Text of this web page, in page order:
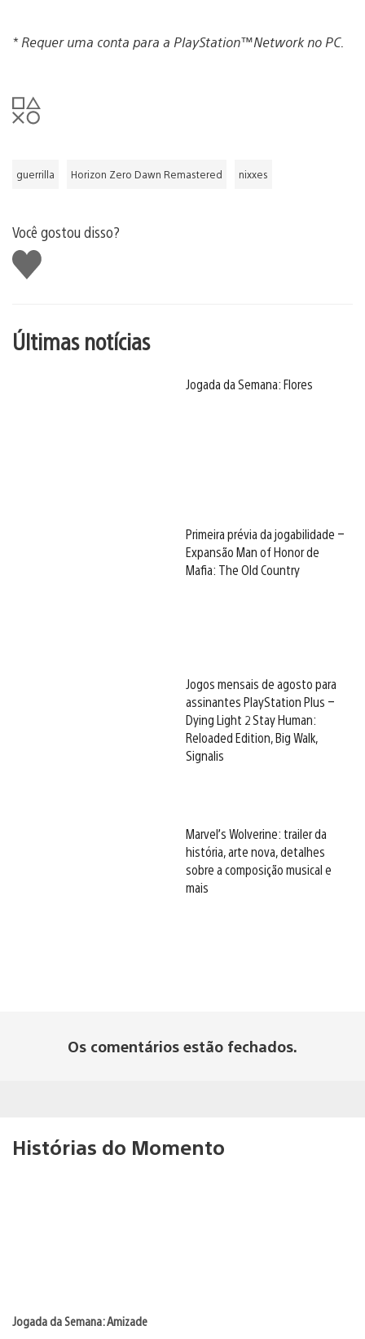
* Requer uma conta para a PlayStation™Network no PC.
guerrilla Horizon Zero Dawn Remastered nixxes
Você gostou disso?
Curtir
Últimas notícias
Jogada da Semana: Flores
Primeira prévia da jogabilidade –
Expansão Man of Honor de
Mafia: The Old Country
Jogos mensais de agosto para
assinantes PlayStation Plus –
Dying Light 2 Stay Human:
Reloaded Edition, Big Walk,
Signalis
Marvel’s Wolverine: trailer da
história, arte nova, detalhes
sobre a composição musical e
mais
Os comentários estão fechados.
Histórias do Momento
Jogada da Semana: Amizade